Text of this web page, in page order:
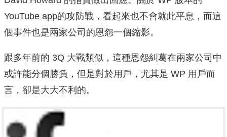
YouTube app的攻防戰，看起來也不會就此平息，而這
個事件也是兩家公司的恩怨一個縮影。
跟多年前的 3Q 大戰類似，這種恩怨糾葛在兩家公司中
或許能分個勝負，但是對於用戶，尤其是 WP 用戶而
言，卻是大大不利的。